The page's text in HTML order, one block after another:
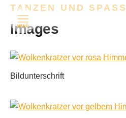
MENÜ
TANZEN UND SPASS
Images
Bildunterschrift